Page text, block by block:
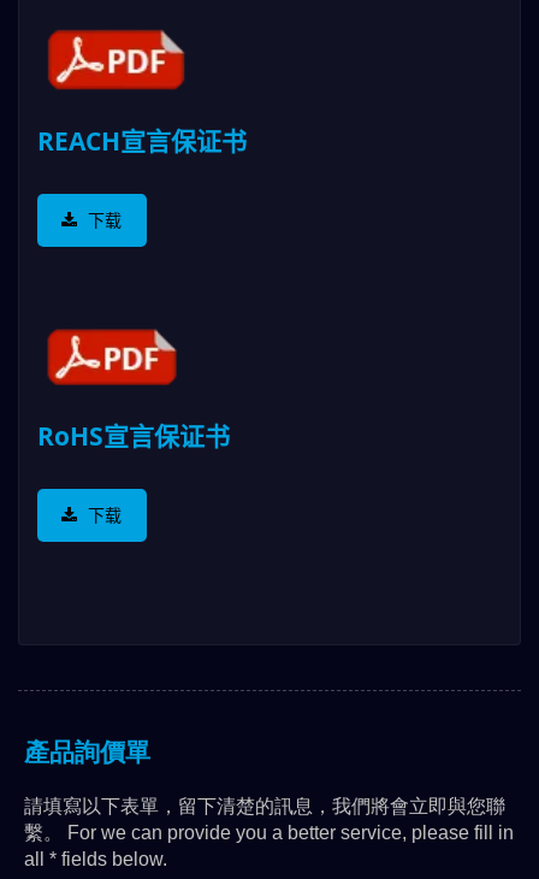
REACH宣言保证书
下载
RoHS宣言保证书
下载